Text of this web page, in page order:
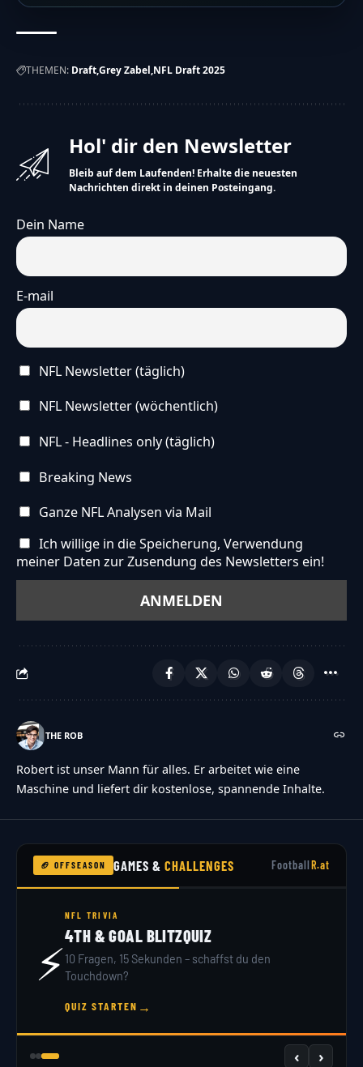
THEMEN: DraftGrey Zabel NFL Draft 2025
Hol' dir den Newsletter
Bleib auf dem Laufenden! Erhalte die neuesten
Nachrichten direkt in deinen Posteingang.
Dein Name
E-mail
NFL Newsletter (täglich)
NFL Newsletter (wöchentlich)
NFL - Headlines only (täglich)
Breaking News
Ganze NFL Analysen via Mail
Ich willige in die Speicherung, Verwendung
meiner Daten zur Zusendung des Newsletters ein!
THE ROB
Robert ist unser Mann für alles. Er arbeitet wie eine
Maschine und liefert dir kostenlose, spannende Inhalte.
🏈 OFFSEASON GAMES &CHALLENGES FootballR.at
⚡
NFL TRIVIA
4TH & GOAL BLITZQUIZ
10 Fragen, 15 Sekunden – schaffst du den
Touchdown?
QUIZ STARTEN →
‹ ›